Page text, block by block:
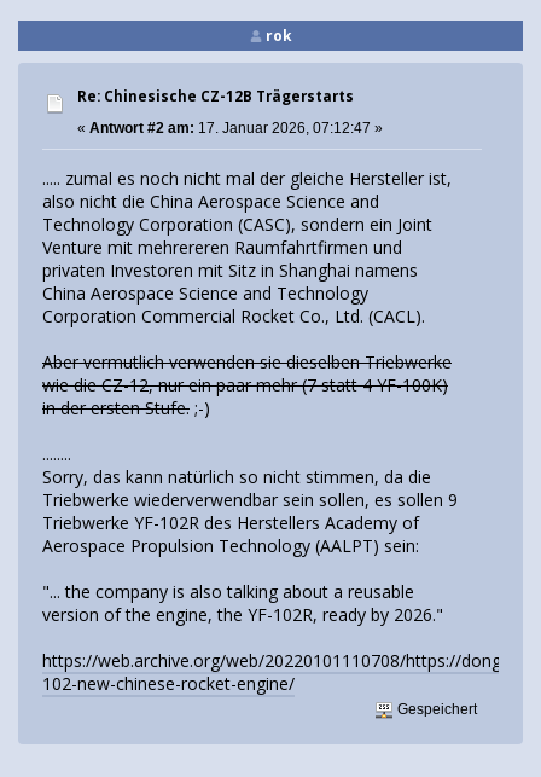
rok
Re: Chinesische CZ-12B Trägerstarts
« Antwort #2 am: 17. Januar 2026, 07:12:47 »
..... zumal es noch nicht mal der gleiche Hersteller ist,
also nicht die China Aerospace Science and
Technology Corporation (CASC), sondern ein Joint
Venture mit mehrereren Raumfahrtfirmen und
privaten Investoren mit Sitz in Shanghai namens
China Aerospace Science and Technology
Corporation Commercial Rocket Co., Ltd. (CACL).
Aber vermutlich verwenden sie dieselben Triebwerke
wie die CZ-12, nur ein paar mehr (7 statt 4 YF-100K)
in der ersten Stufe. ;-)
........
Sorry, das kann natürlich so nicht stimmen, da die
Triebwerke wiederverwendbar sein sollen, es sollen 9
Triebwerke YF-102R des Herstellers Academy of
Aerospace Propulsion Technology (AALPT) sein:
"... the company is also talking about a reusable
version of the engine, the YF-102R, ready by 2026."
https://web.archive.org/web/20220101110708/https://
102-new-chinese-rocket-engine/
Gespeichert